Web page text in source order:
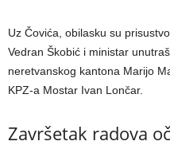
Uz Čovića, obilasku su
Vedran Škobić i ministar
neretvanskog kantona Marijo
KPZ-a Mostar Ivan Lončar.
Završetak radova